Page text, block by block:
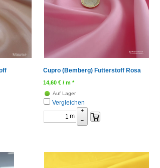
Cupro (Bemberg) Futterstoff Rosa
14,60 € / m *
Auf Lager
Vergleichen
m
+
–